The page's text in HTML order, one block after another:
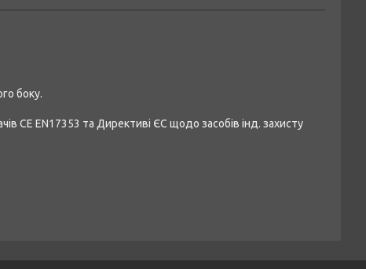
боку.
CE EN17353 та Директиві ЄС щодо засобів інд. захисту